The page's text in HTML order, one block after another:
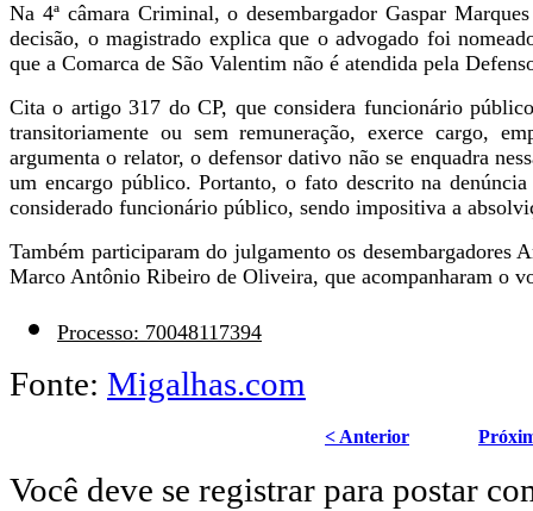
Na 4ª câmara Criminal, o desembargador Gaspar
decisão, o magistrado explica que o advogado foi
que a Comarca de São Valentim não é atendida pela
Cita o artigo 317 do CP, que considera funcionário
transitoriamente ou sem remuneração, exerce cargo,
argumenta o relator, o defensor dativo não se enquadra
um encargo público. Portanto, o fato descrito na
considerado funcionário público, sendo impositiva a
Também participaram do julgamento os desembargadores
Marco Antônio Ribeiro de Oliveira, que acompanharam o
Processo: 70048117394
Fonte: Migalhas.com
< Anterior
Você deve se registrar para postar